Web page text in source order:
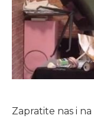
Zapratite nas i na